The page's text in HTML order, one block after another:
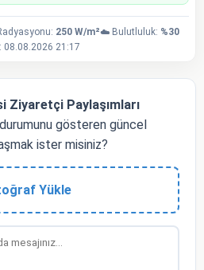
250 W/m²☁️ Bulutluluk: %30
08.08.2026 21:17
Ziyaretçi Paylaşımları
gösteren güncel
ister misiniz?
Yükle